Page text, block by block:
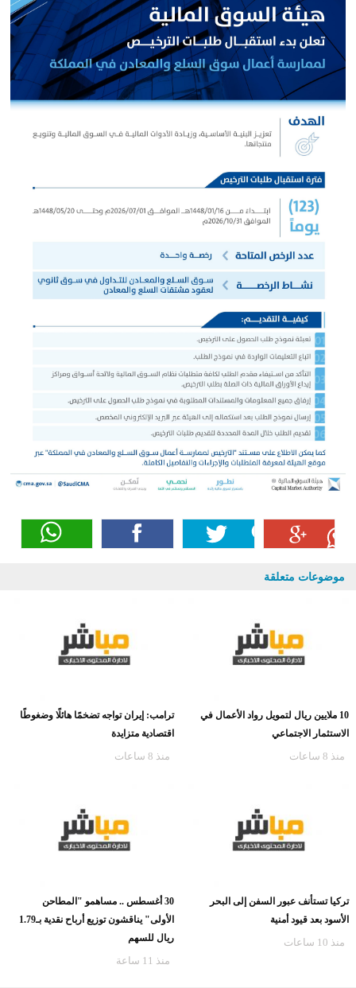
موضوعات متعلقة
10 ملايين ريال لتمويل رواد الأعمال في
الاستثمار الاجتماعي
منذ 8 ساعات
ترامب: إيران تواجه تضخمًا هائلًا وضغوطًا
اقتصادية متزايدة
منذ 8 ساعات
تركيا تستأنف عبور السفن إلى البحر
الأسود بعد قيود أمنية
منذ 10 ساعات
30 أغسطس .. مساهمو "المطاحن
الأولى" يناقشون توزيع أرباح نقدية بـ1.79
ريال للسهم
منذ 11 ساعة